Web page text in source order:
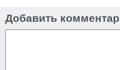
Добавить